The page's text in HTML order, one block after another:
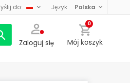
wyślij do: język: polska
Zaloguj się
0
Mój koszyk